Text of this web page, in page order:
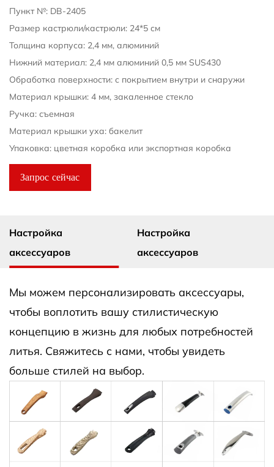
Пункт №: DB-2405
Размер кастрюли/кастрюли: 24*5 см
Толщина корпуса: 2,4 мм, алюминий
Нижний материал: 2,4 мм алюминий 0,5 мм SUS430
Обработка поверхности: с покрытием внутри и снаружи
Материал крышки: 4 мм, закаленное стекло
Ручка: съемная
Материал крышки уха: бакелит
Упаковка: цветная коробка или экспортная коробка
Запрос сейчас
Настройка
аксессуаров
Настройка
аксессуаров
Мы можем персонализировать аксессуары,
чтобы воплотить вашу стилистическую
концепцию в жизнь для любых потребностей
литья. Свяжитесь с нами, чтобы увидеть
больше стилей на выбор.